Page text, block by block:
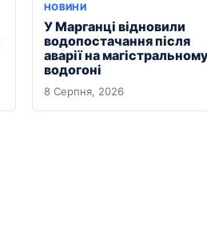
НОВИНИ
У Марганці відновили
водопостачання після
аварії на
водогоні
8 Серпня, 2026